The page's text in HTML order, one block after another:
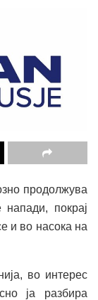
продолжува
покрај
и во насока на
во интерес
ја разбира